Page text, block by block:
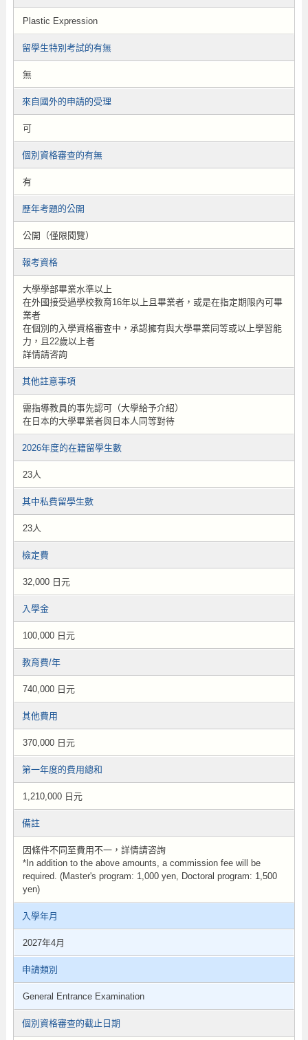
Plastic Expression
留學生特別考試的有無
無
來自國外的申請的受理
可
個別資格審查的有無
有
歷年考題的公開
公開（僅限閱覽）
報考資格
大學學部畢業水準以上
在外國接受過學校教育16年以上且畢業者，或是在指定期限內可畢
業者
在個別的入學資格審查中，承認擁有與大學畢業同等或以上學習能
力，且22歲以上者
詳情請咨詢
其他註意事項
需指導教員的事先認可（大學給予介紹）
在日本的大學畢業者與日本人同等對待
2026年度的在籍留學生數
23人
其中私費留學生數
23人
檢定費
32,000 日元
入學金
100,000 日元
教育費/年
740,000 日元
其他費用
370,000 日元
第一年度的費用總和
1,210,000 日元
備註
因條件不同至費用不一，詳情請咨詢
*In addition to the above amounts, a commission fee will be
required. (Master's program: 1,000 yen, Doctoral program: 1,500
yen)
入學年月
2027年4月
申請類別
General Entrance Examination
個別資格審查的截止日期